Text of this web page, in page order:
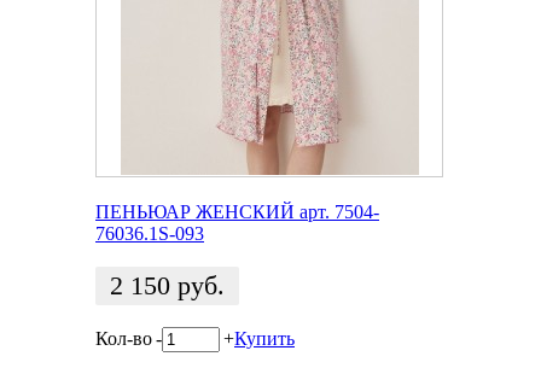
ПЕНЬЮАР ЖЕНСКИЙ арт. 7504-
76036.1S-093
2 150 руб.
Кол-во- +Купить